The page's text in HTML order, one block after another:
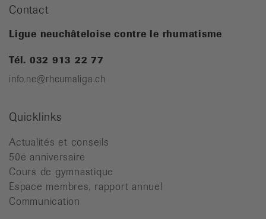
Contact
Ligue neuchâteloise contre le rhumatisme
Tél. 032 913 22 77
info.ne@rheumaliga.ch
Quicklinks
Actualités et conseils
50e anniversaire
Cours de gymnastique
Espace membres, rapport annuel
Communication